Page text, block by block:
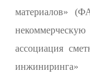
материалов»
ассоциация